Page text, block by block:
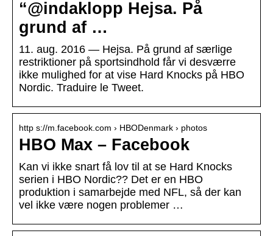
“@indaklopp Hejsa. På
grund af …
11. aug. 2016 — Hejsa. På grund af særlige
restriktioner på sportsindhold får vi desværre
ikke mulighed for at vise Hard Knocks på HBO
Nordic. Traduire le Tweet.
http s://m.facebook.com › HBODenmark › photos
HBO Max – Facebook
Kan vi ikke snart få lov til at se Hard Knocks
serien i HBO Nordic?? Det er en HBO
produktion i samarbejde med NFL, så der kan
vel ikke være nogen problemer …